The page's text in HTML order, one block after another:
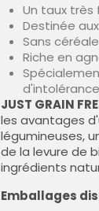
Un taux très
Destinée
Sans
Riche en
JUST GRAIN
les avantages
légumineuses,
de la levure de
ingrédients
Emballages